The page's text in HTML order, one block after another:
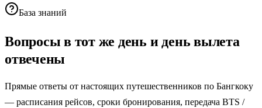
База знаний
Вопросы в тот же день и день вылета
отвечены
Прямые ответы от настоящих путешественников по Бангкоку
— расписания рейсов, сроки бронирования, передача BTS /